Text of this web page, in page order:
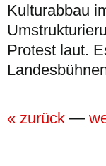
Kulturabbau
Protest laut.
« zurück —